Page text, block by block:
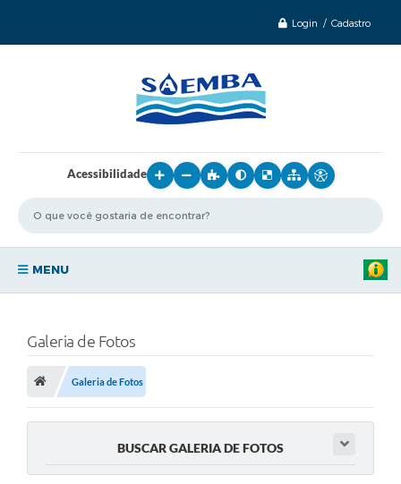
Login / Cadastro
Acessibilidade
MENU
Sobre o SAEMBA
Transparência
Notícias
Galeria de Fotos
Galeria de Fotos
BUSCAR GALERIA DE FOTOS